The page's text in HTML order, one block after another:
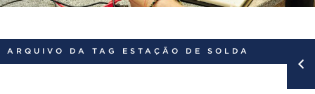
INTERNACIONAL
PORTARIAS
ARQUIVO DA TAG ESTAÇÃO DE SOLDA